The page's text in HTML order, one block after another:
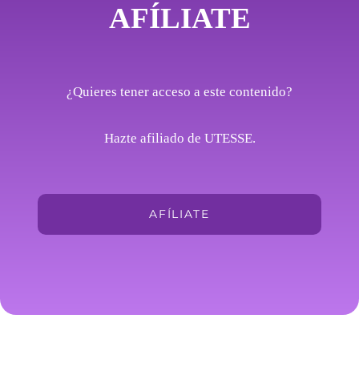
AFÍLIATE
¿Quieres tener acceso a este contenido?
Hazte afiliado de UTESSE.
AFÍLIATE